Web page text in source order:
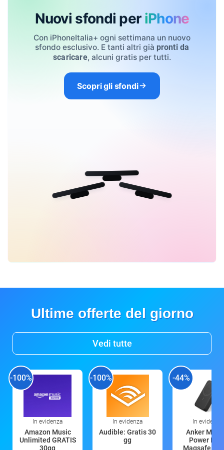
Nuovi sfondi per iPhone
Con iPhoneItalia+ ogni settimana un nuovo
sfondo esclusivo. E tanti altri già pronti da
scaricare, alcuni gratis per tutti.
Scopri gli sfondi
Ultime offerte del giorno
Vedi tutte
-100%
In evidenza
Amazon Music
Unlimited GRATIS
30gg
-100%
In evidenza
Audible: Gratis 30
gg
-44%
In evidenza
Anker
Power
Magsafe